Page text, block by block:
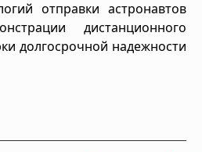
отправки астронавтов
дистанционного
долгосрочной надежности